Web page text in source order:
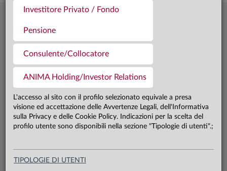
Investitore Privato / Fondo
Pensione
Consulente/Collocatore
ANIMA Holding/Investor Relations
L'accesso al sito con il profilo selezionato equivale a presa
visione ed accettazione delle Avvertenze Legali, dell'Informativa
sulla Privacy e delle Cookie Policy. Indicazioni per la scelta del
profilo utente sono disponibili nella sezione "Tipologie di utenti".;
TIPOLOGIE DI UTENTI
Ultima quota
04.08.26
Patrimonio fondo31.07.26
Patrimonio classe Y 31.07.26
Carta di identità
Linea
Mercati
Macrocategoria